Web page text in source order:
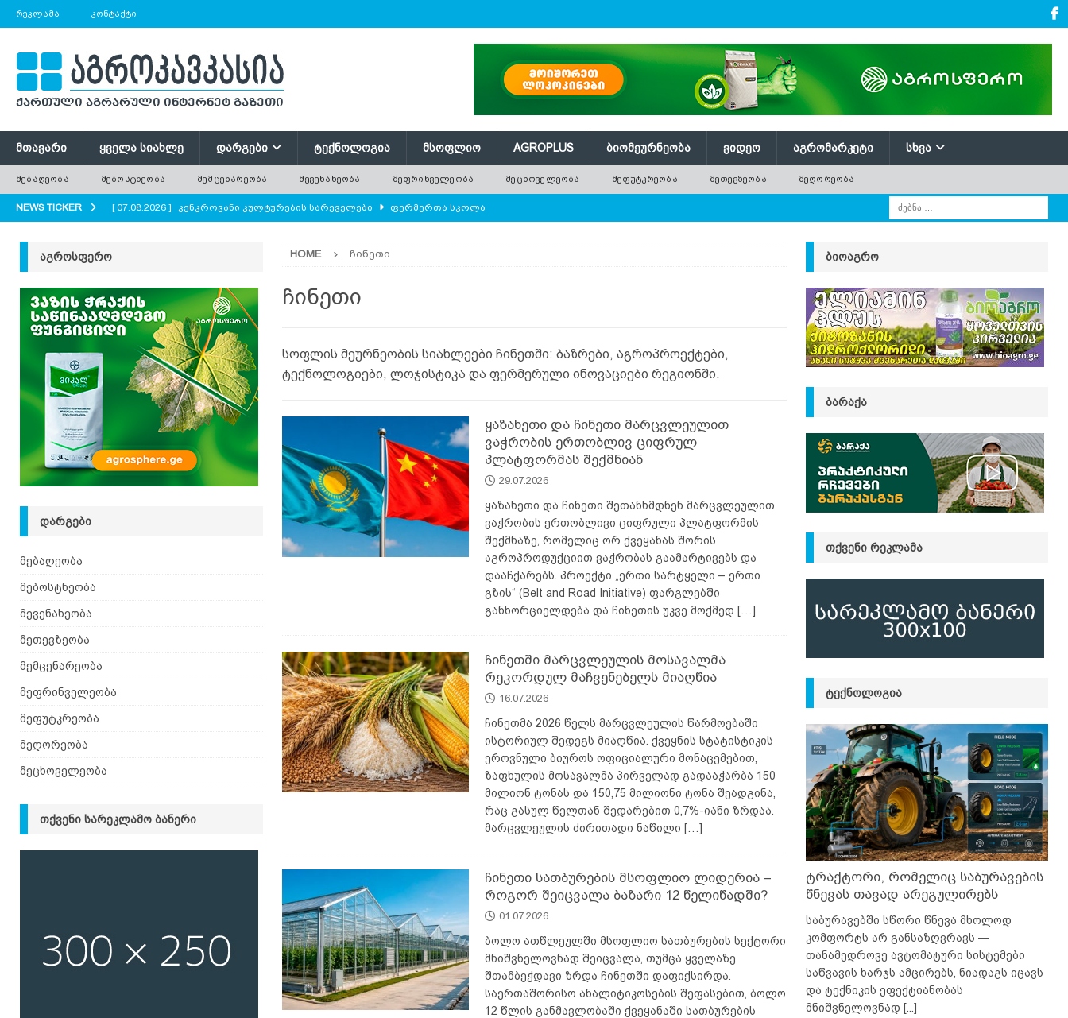
ᲠᲔᲙᲚᲐᲛᲐ ᲙᲝᲜᲢᲐᲥᲢᲘ
ᲛᲗᲐᲕᲐᲠᲘ ᲧᲕᲔᲚᲐ ᲡᲘᲐᲮᲚᲔ ᲓᲐᲠᲒᲔᲑᲘ ᲢᲔᲥᲜᲝᲚᲝᲒᲘᲐ ᲛᲡᲝᲤᲚᲘᲝ AGROPLUS ᲑᲘᲝᲛᲔᲣᲠᲜᲔᲝᲑᲐ ᲕᲘᲓᲔᲝ ᲐᲒᲠᲝᲛᲐᲠᲙᲔᲢᲘ ᲡᲮᲕᲐ
ᲛᲔᲑᲐᲦᲔᲝᲑᲐ ᲛᲔᲑᲝᲡᲢᲜᲔᲝᲑᲐ ᲛᲔᲛᲪᲔᲜᲐᲠᲔᲝᲑᲐ ᲛᲔᲕᲔᲜᲐᲮᲔᲝᲑᲐ ᲛᲔᲤᲠᲘᲜᲕᲔᲚᲔᲝᲑᲐ ᲛᲔᲪᲮᲝᲕᲔᲚᲔᲝᲑᲐ ᲛᲔᲤᲣᲢᲙᲠᲔᲝᲑᲐ ᲛᲔᲗᲔᲕᲖᲔᲝᲑᲐ ᲛᲔᲦᲝᲠᲔᲝᲑᲐ
NEWS TICKER [ 07.08.2026 ] კენკროვანი კულტურების სარეველები ᲤᲔᲠᲛᲔᲠᲗᲐ ᲡᲙᲝᲚᲐ
რატომ ტოვებენ ფერმერები მინდორში გამხმარ ხეებს?
[ 07.08.2026 ] გნოლის ბიოლოგიური თავისებურებები და პროდუქტიულობა
[ 07.08.2026 ] პოლონეთში ხილის მოსავლის მნიშვნელოვან შემცირებას პროგნოზირებენ
HOME ჩინეთი
ჩინეთი
სოფლის მეურნეობის სიახლეები ჩინეთში: ბაზრები, აგროპროექტები,
ტექნოლოგიები, ლოჯისტიკა და ფერმერული ინოვაციები რეგიონში.
ყაზახეთი და ჩინეთი მარცვლეულით
ვაჭრობის ერთობლივ ციფრულ
პლატფორმას შექმნიან
29.07.2026
ყაზახეთი და ჩინეთი შეთანხმდნენ მარცვლეულით
ვაჭრობის ერთობლივი ციფრული პლატფორმის
შექმნაზე, რომელიც ორ ქვეყანას შორის
აგროპროდუქციით ვაჭრობას გაამარტივებს და
დააჩქარებს. პროექტი „ერთი სარტყელი – ერთი
გზის“ (Belt and Road Initiative) ფარგლებში
განხორციელდება და ჩინეთის უკვე მოქმედ […]
ჩინეთში მარცვლეულის მოსავალმა
რეკორდულ მაჩვენებელს მიაღწია
16.07.2026
ჩინეთმა 2026 წელს მარცვლეულის წარმოებაში
ისტორიულ შედეგს მიაღწია. ქვეყნის სტატისტიკის
ეროვნული ბიუროს ოფიციალური მონაცემებით,
ზაფხულის მოსავალმა პირველად გადააჭარბა 150
მილიონ ტონას და 150,75 მილიონი ტონა შეადგინა,
რაც გასულ წელთან შედარებით 0,7%-იანი ზრდაა.
მარცვლეულის ძირითადი ნაწილი […]
ჩინეთი სათბურების მსოფლიო ლიდერია –
როგორ შეიცვალა ბაზარი 12 წელიწადში?
01.07.2026
ბოლო ათწლეულში მსოფლიო სათბურების სექტორი
მნიშვნელოვნად შეიცვალა, თუმცა ყველაზე
შთამბეჭდავი ზრდა ჩინეთში დაფიქსირდა.
საერთაშორისო ანალიტიკოსების შეფასებით, ბოლო
12 წლის განმავლობაში ქვეყანაში სათბურების
ᲐᲒᲠᲝᲡᲤᲔᲠᲝ
ᲓᲐᲠᲒᲔᲑᲘ
მებაღეობა
მებოსტნეობა
მევენახეობა
მეთევზეობა
მემცენარეობა
მეფრინველეობა
მეფუტკრეობა
მეღორეობა
მეცხოველეობა
ᲗᲥᲕᲔᲜᲘ ᲡᲐᲠᲔᲙᲚᲐᲛᲝ ᲑᲐᲜᲔᲠᲘ
ᲑᲘᲝᲐᲒᲠᲝ
ᲑᲐᲠᲐᲥᲐ
ᲗᲥᲕᲔᲜᲘ ᲠᲔᲙᲚᲐᲛᲐ
ᲢᲔᲥᲜᲝᲚᲝᲒᲘᲐ
ტრაქტორი, რომელიც საბურავების
წნევას თავად არეგულირებს
საბურავებში სწორი წნევა მხოლოდ
კომფორტს არ განსაზღვრავს —
თანამედროვე ავტომატური სისტემები
საწვავის ხარჯს ამცირებს, ნიადაგს იცავს
და ტექნიკის ეფექტიანობას
მნიშვნელოვნად [...]